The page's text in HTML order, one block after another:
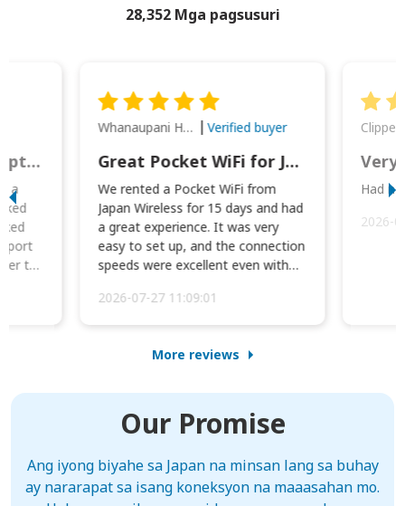
28,352 Mga pagsusuri
This was wonderful option to a family of four. Everything worked smoothly.
a
to
Whanaupani Henry Joseph Macown Verified buyer
Great Pocket WiFi for Japan Travel
We rented a Pocket WiFi from
Japan Wireless for 15 days and had
a great experience. It was very
easy to set up, and the connection
speeds were excellent even with
2026-07-27 11:09:01
Very
Had
2026-
More reviews
Our Promise
Ang iyong biyahe sa Japan na minsan lang sa buhay
ay nararapat sa isang koneksyon na maaasahan mo.